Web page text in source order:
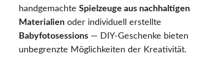
handgemachte Spielzeuge aus nachhaltigen
Materialien oder individuell erstellte
Babyfotosessions — DIY-Geschenke bieten
unbegrenzte Möglichkeiten der Kreativität.